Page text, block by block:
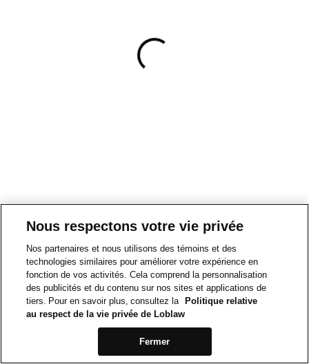
Nous respectons votre vie privée
Nos partenaires et nous utilisons des témoins et des
technologies similaires pour améliorer votre expérience en
fonction de vos activités. Cela comprend la personnalisation
des publicités et du contenu sur nos sites et applications de
tiers. Pour en savoir plus, consultez la
Politique relative
au respect de la vie privée de Loblaw
Fermer